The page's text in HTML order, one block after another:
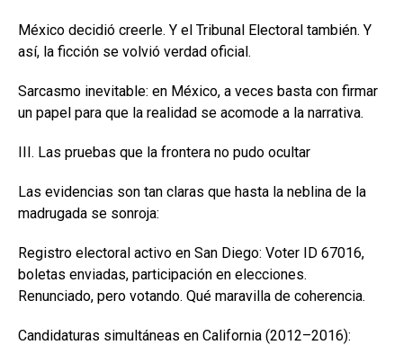
México decidió creerle. Y el Tribunal Electoral también. Y
así, la ficción se volvió verdad oficial.
Sarcasmo inevitable: en México, a veces basta con firmar
un papel para que la realidad se acomode a la narrativa.
III. Las pruebas que la frontera no pudo ocultar
Las evidencias son tan claras que hasta la neblina de la
madrugada se sonroja:
Registro electoral activo en San Diego: Voter ID 67016,
boletas enviadas, participación en elecciones.
Renunciado, pero votando. Qué maravilla de coherencia.
Candidaturas simultáneas en California (2012–2016):